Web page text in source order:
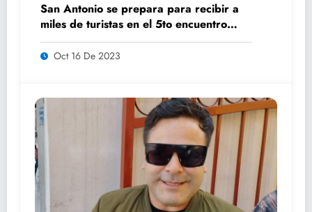
San Antonio se prepara para recibir a
miles de turistas en el 5to encuentro
K’AILEM
Oct 16 De 2023